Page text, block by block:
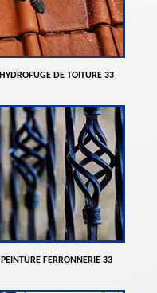
HYDROFUGE DE TOITURE 33
PEINTURE FERRONNERIE 33